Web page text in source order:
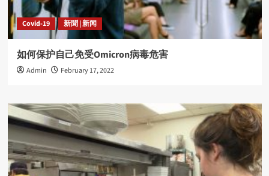
Covid-19 新聞 | 新闻
如何保护自己免受Omicron病毒危害
Admin February 17, 2022